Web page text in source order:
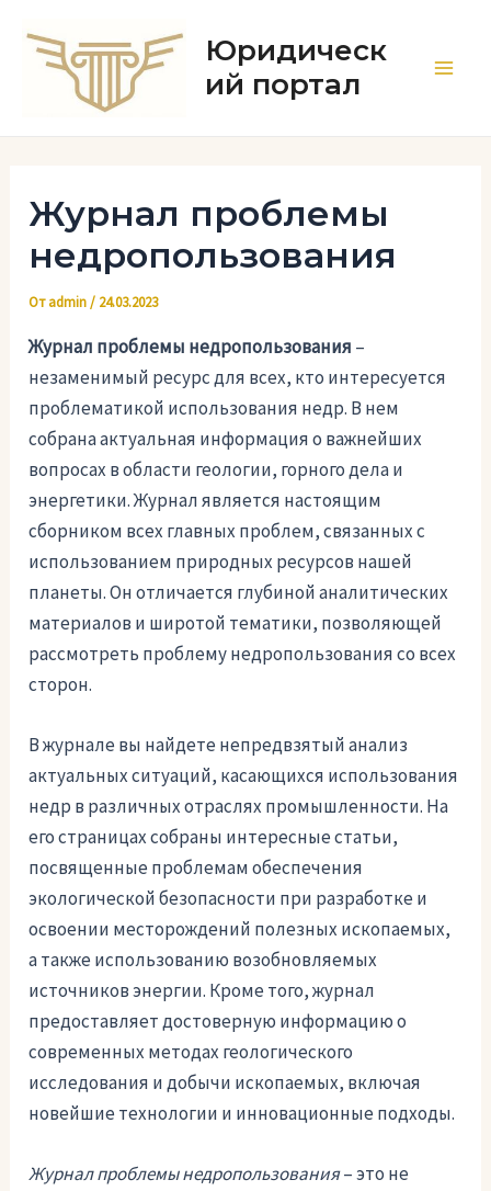
содержимому
Юридическ
ий портал
Журнал проблемы
недропользования
Отadmin/ 24.03.2023
Журнал проблемы недропользования –
незаменимый ресурс для всех, кто интересуется
проблематикой использования недр. В нем
собрана актуальная информация о важнейших
вопросах в области геологии, горного дела и
энергетики. Журнал является настоящим
сборником всех главных проблем, связанных с
использованием природных ресурсов нашей
планеты. Он отличается глубиной аналитических
материалов и широтой тематики, позволяющей
рассмотреть проблему недропользования со всех
сторон.
В журнале вы найдете непредвзятый анализ
актуальных ситуаций, касающихся использования
недр в различных отраслях промышленности. На
его страницах собраны интересные статьи,
посвященные проблемам обеспечения
экологической безопасности при разработке и
освоении месторождений полезных ископаемых,
а также использованию возобновляемых
источников энергии. Кроме того, журнал
предоставляет достоверную информацию о
современных методах геологического
исследования и добычи ископаемых, включая
новейшие технологии и инновационные подходы.
Журнал проблемы недропользования– это не